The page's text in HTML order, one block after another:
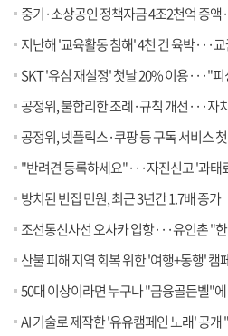
중기·소상공인 정책자금 4조2천억 증액···"신
지난해 '교육활동 침해' 4천 건 육박···
SKT '유심 재설정' 첫날 20% 이용···"
공정위, 불합리한 조례·규칙 개선···자
공정위, 넷플릭스·쿠팡 등 구독 서비스
"반려견 등록하세요"···자진신고 '과태
방치된 빈집 민원, 최근 3년간 1.7배 증가
조선통신사선 오사카 입항···유인촌 "한일 발전
산불 피해 지역 회복 위한 '여행+동행' 캠
50대 이상이라면 누구나 "금융골든벨"
AI 기술로 제작한 '유유캠페인 노래' 공개 "유가족 DNA 시료채